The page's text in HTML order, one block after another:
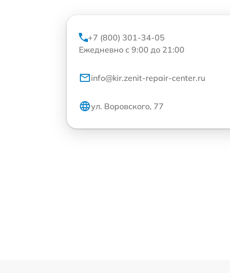
+7 (800) 301-34-05
Ежедневно с 9:00 до 21:00
info@kir.zenit-repair-center.ru
ул. Воровского, 77